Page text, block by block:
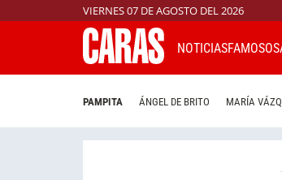
VIERNES 07 DE AGOSTO DEL 2026
NOTICIASFAMOSOS
PAMPITA ÁNGEL DE BRITO MARÍA